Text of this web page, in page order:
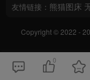
友情链接： 熊猫图床
Copyright © 2022 -
0